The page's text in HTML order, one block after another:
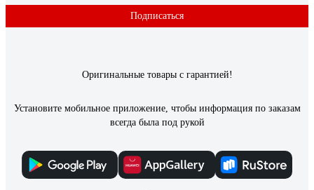
Подписаться
Оригинальные товары с гарантией!
Установите мобильное приложение, чтобы информация по заказам
всегда была под рукой